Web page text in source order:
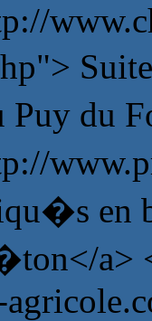
du
en
a>